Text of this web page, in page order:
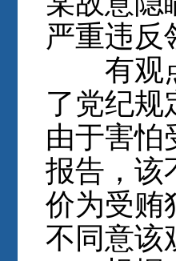
严重违反
有观点
了党纪规
由于害怕
报告，该
价为受贿
不同意该